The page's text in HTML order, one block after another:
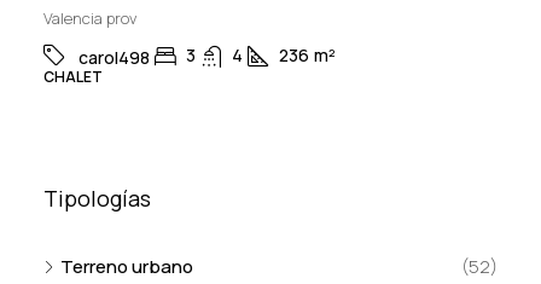
Valencia prov
carol498 3 4 236 m²
CHALET
Tipologías
Terreno urbano
(52)